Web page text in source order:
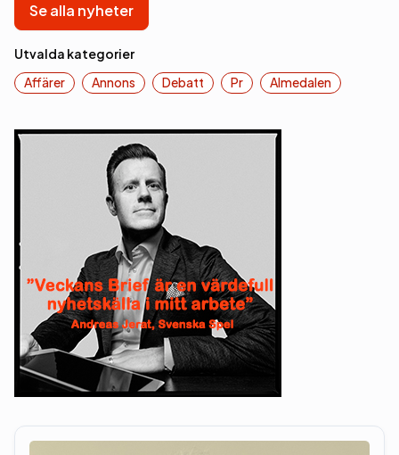
Se alla nyheter
Utvalda kategorier
Affärer
Annons Debatt Pr Almedalen